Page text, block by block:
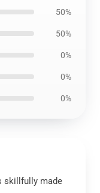
50%
50%
0%
0%
0%
skillfully made